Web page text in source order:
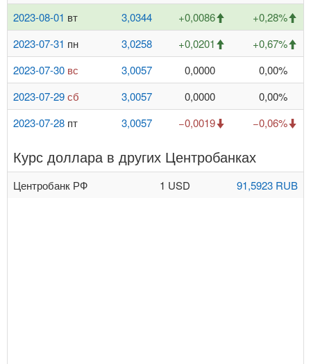
2023-08-01 вт 3,0344 +0,0086
+0,28%
2023-07-31 пн 3,0258 +0,0201
+0,67%
2023-07-30 вс 3,0057 0,0000
0,00%
2023-07-29сб 3,0057 0,0000
0,00%
2023-07-28 пт 3,0057 −0,0019 −0,06%
Курс доллара в других Центробанках
Центробанк РФ 1 USD 91,5923 RUB